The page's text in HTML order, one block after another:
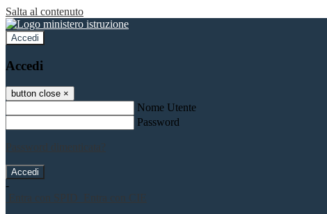
Salta al contenuto
Accedi
Accedi
button close ×
Nome Utente
Password
Password dimenticata?
-
Entra con SPID
Entra con CIE